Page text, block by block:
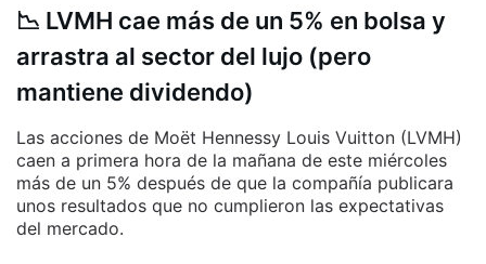
📉 LVMH cae más de un 5% en bolsa y
arrastra al sector del lujo (pero
mantiene dividendo)
Las acciones de Moët Hennessy Louis Vuitton (LVMH)
caen a primera hora de la mañana de este miércoles
más de un 5% después de que la compañía publicara
unos resultados que no cumplieron las expectativas
del mercado.